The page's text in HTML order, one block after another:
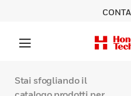
Stai sfogliando il